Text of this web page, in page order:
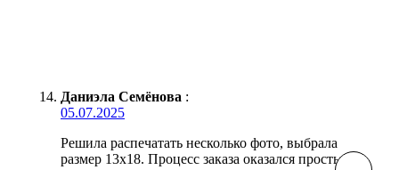
Даниэла Семёнова :
05.07.2025
Решила распечатать несколько фото, выбрала
размер 13х18. Процесс заказа оказался простым и